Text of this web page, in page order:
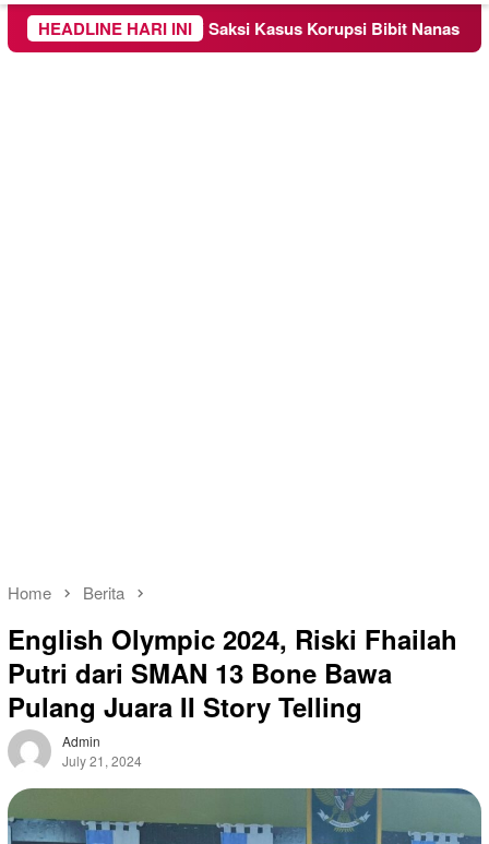
HEADLINE HARI INI
Saksi Kasus Korupsi Bibit Nanas Sulsel Rp 52,4 Miliar
Home Berita
English Olympic 2024, Riski Fhailah
Putri dari SMAN 13 Bone Bawa
Pulang Juara II Story Telling
Admin
July 21, 2024